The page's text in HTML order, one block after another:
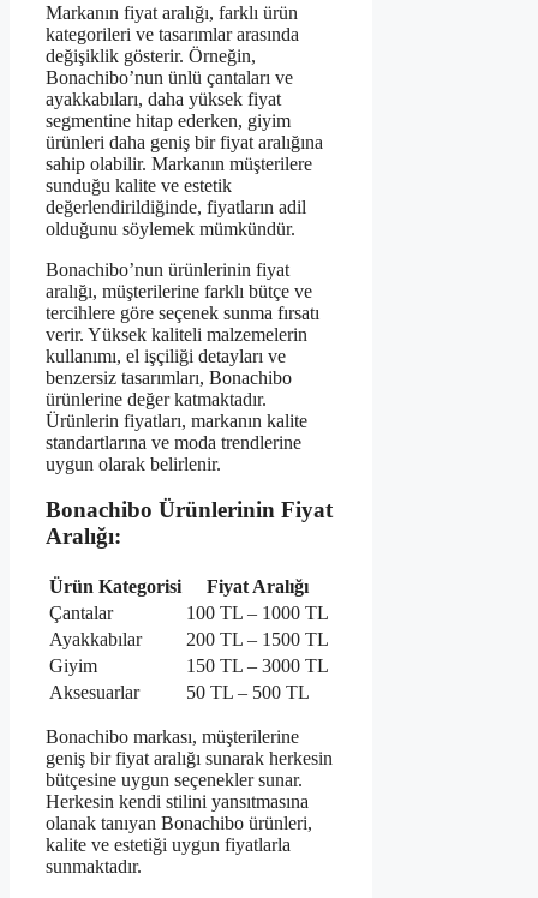
Markanın fiyat aralığı, farklı ürün
kategorileri ve tasarımlar arasında
değişiklik gösterir. Örneğin,
Bonachibo’nun ünlü çantaları ve
ayakkabıları, daha yüksek fiyat
segmentine hitap ederken, giyim
ürünleri daha geniş bir fiyat aralığına
sahip olabilir. Markanın müşterilere
sunduğu kalite ve estetik
değerlendirildiğinde, fiyatların adil
olduğunu söylemek mümkündür.
Bonachibo’nun ürünlerinin fiyat
aralığı, müşterilerine farklı bütçe ve
tercihlere göre seçenek sunma fırsatı
verir. Yüksek kaliteli malzemelerin
kullanımı, el işçiliği detayları ve
benzersiz tasarımları, Bonachibo
ürünlerine değer katmaktadır.
Ürünlerin fiyatları, markanın kalite
standartlarına ve moda trendlerine
uygun olarak belirlenir.
Bonachibo Ürünlerinin Fiyat
Aralığı:
Ürün Kategorisi
Fiyat Aralığı
Çantalar
100 TL – 1000 TL
Ayakkabılar
200 TL – 1500 TL
Giyim
150 TL – 3000 TL
Aksesuarlar
50 TL – 500 TL
Bonachibo markası, müşterilerine
geniş bir fiyat aralığı sunarak herkesin
bütçesine uygun seçenekler sunar.
Herkesin kendi stilini yansıtmasına
olanak tanıyan Bonachibo ürünleri,
kalite ve estetiği uygun fiyatlarla
sunmaktadır.